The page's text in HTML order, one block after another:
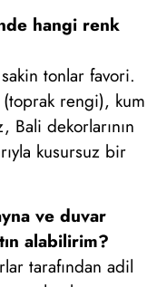
hangi renk
tonlar favori.
(toprak rengi), kum
dekorlarının
kusursuz bir
ve duvar
alabilirim?
tarafından adil